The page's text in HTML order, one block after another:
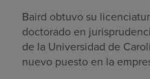
Baird obtuvo su
doctorado en
de la Universidad de
nuevo puesto en la